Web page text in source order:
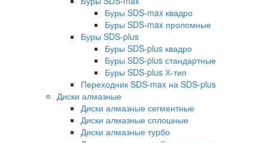
Буры SDS-max квадро
Буры SDS-max проломные
Буры SDS-plus
Буры SDS-plus квадро
Буры SDS-plus стандартные
Буры SDS-plus Х-тип
Переходник SDS-max на SDS-plus
Диски алмазные
Диски алмазные сегментные
Диски алмазные сплошные
Диски алмазные турбо